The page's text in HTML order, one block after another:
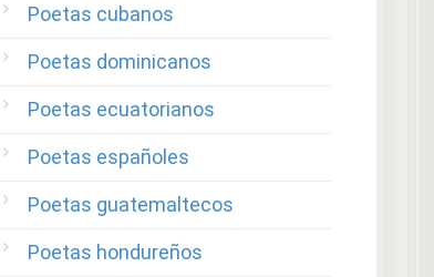
Poetas cubanos
Poetas dominicanos
Poetas ecuatorianos
Poetas españoles
Poetas guatemaltecos
Poetas hondureños